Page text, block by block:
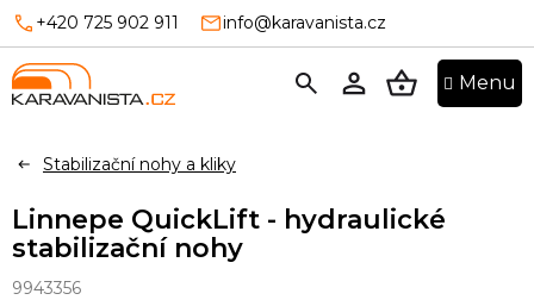
Přejít
obsah
+420 725 902 911 info@karavanista.cz
Stabilizační nohy a kliky
Linnepe QuickLift - hydraulické
stabilizační nohy
9943356